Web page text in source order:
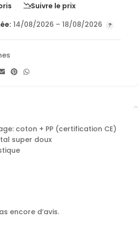
Suivre le prix
14/08/2026 – 18/08/2026
coton + PP (certification CE)
super doux
encore d’avis.